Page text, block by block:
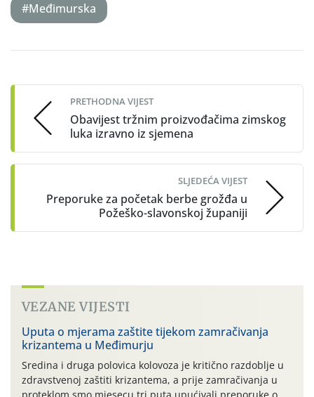
#Međimurska
navigation
PRETHODNA VIJEST
Obavijest tržnim proizvođačima zimskog
luka izravno iz sjemena
SLJEDEĆA VIJEST
Preporuke za početak berbe grožđa u
Požeško-slavonskoj županiji
VEZANE VIJESTI
Uputa o mjerama zaštite tijekom zamračivanja
krizantema u Međimurju
Sredina i druga polovica kolovoza je kritično razdoblje u
zdravstvenoj zaštiti krizantema, a prije zamračivanja u
proteklom smo mjesecu tri puta upućivali preporuke o